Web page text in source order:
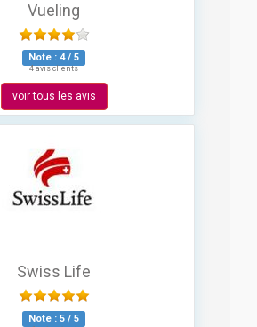
Vueling
Note : 4/ 5
4 avis clients
voir tous les avis
Swiss Life
Note : 5 / 5